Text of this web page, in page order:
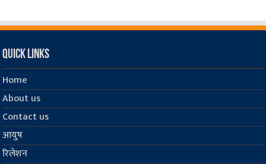
Quick Links
Home
About us
Contact us
आयुष
रिलेशन